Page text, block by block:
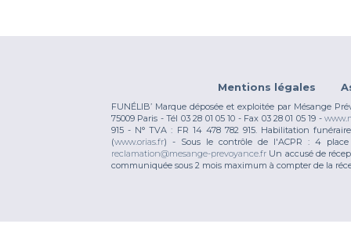
Mentions légales
FUNÉLIB’ Marque déposée et exploitée par Mésange
75009 Paris - Tél 03 28 01 05 10 - Fax 03 28 01 05 19 -
915 - N° TVA : FR 14 478 782 915. Habilitation
(www.orias.fr) - Sous le contrôle de l'ACPR : 4 place
reclamation@mesange-prevoyance.fr Un accusé de
communiquée sous 2 mois maximum à compter de la